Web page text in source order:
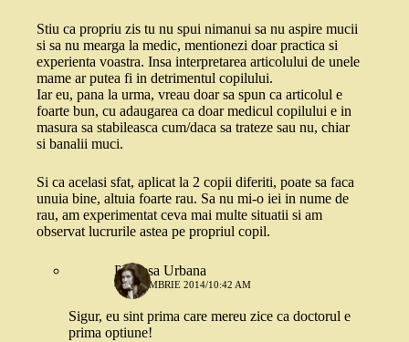
Stiu ca propriu zis tu nu spui nimanui sa nu aspire mucii
si sa nu mearga la medic, mentionezi doar practica si
experienta voastra. Insa interpretarea articolului de unele
mame ar putea fi in detrimentul copilului.
Iar eu, pana la urma, vreau doar sa spun ca articolul e
foarte bun, cu adaugarea ca doar medicul copilului e in
masura sa stabileasca cum/daca sa trateze sau nu, chiar
si banalii muci.
Si ca acelasi sfat, aplicat la 2 copii diferiti, poate sa faca
unuia bine, altuia foarte rau. Sa nu mi-o iei in nume de
rau, am experimentat ceva mai multe situatii si am
observat lucrurile astea pe propriul copil.
Printesa Urbana
4 DECEMBRIE 2014/10:42 AM
Sigur, eu sint prima care mereu zice ca doctorul e
prima optiune!